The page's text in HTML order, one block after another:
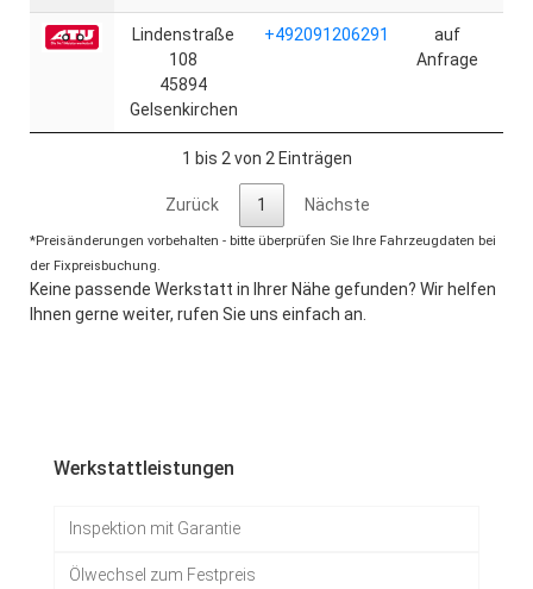
Lindenstraße
108
45894
Gelsenkirchen
+492091206291
auf
Anfrage
1 bis 2 von 2 Einträgen
Zurück 1 Nächste
*Preisänderungen vorbehalten - bitte überprüfen Sie Ihre Fahrzeugdaten bei
der Fixpreisbuchung.
Keine passende Werkstatt in Ihrer Nähe gefunden? Wir helfen
Ihnen gerne weiter, rufen Sie uns einfach an.
Werkstattleistungen
Inspektion mit Garantie
Ölwechsel zum Festpreis